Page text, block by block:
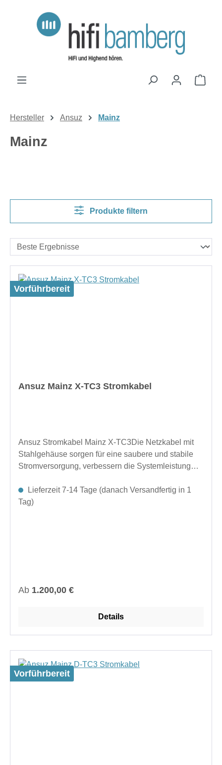
Zum Hauptinhalt springen
Hersteller Ansuz Mainz
Mainz
Produkte filtern
Vorführbereit
Ansuz Mainz X-TC3 Stromkabel
Ansuz Stromkabel Mainz X-TC3Die Netzkabel mit
Stahlgehäuse sorgen für eine saubere und stabile
Stromversorgung, verbessern die Systemleistung
Niveau.weitere Längen auf Anfrage
Lieferzeit 7-14 Tage (danach Versandfertig in 1
Tag)
Regulärer Preis:
Ab 1.200,00 €
Details
Vorführbereit